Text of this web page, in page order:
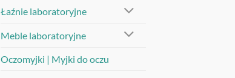
Łaźnie laboratoryjne
Meble laboratoryjne
Oczomyjki | Myjki do oczu